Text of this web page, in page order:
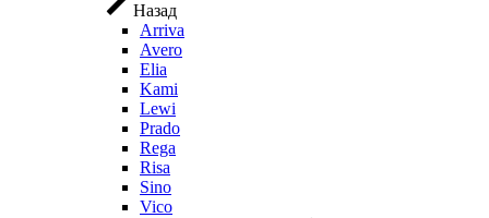
Назад
Arriva
Avero
Elia
Kami
Lewi
Prado
Rega
Risa
Sino
Vico